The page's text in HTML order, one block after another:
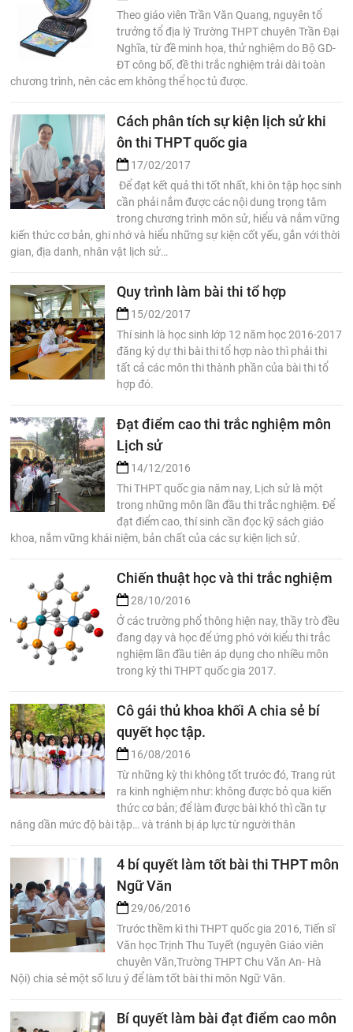
Theo giáo viên Trần Văn Quang, nguyên tổ
trưởng tổ địa lý Trường THPT chuyên Trần Đại
Nghĩa, từ đề minh họa, thử nghiệm do Bộ GD-
ĐT công bố, đề thi trắc nghiệm trải dài toàn
chương trình, nên các em không thể học tủ được.
Cách phân tích sự kiện lịch sử khi
ôn thi THPT quốc gia
17/02/2017
Để đạt kết quả thi tốt nhất, khi ôn tập học sinh
cần phải nắm được các nội dung trọng tâm
trong chương trình môn sử, hiểu và nắm vững
kiến thức cơ bản, ghi nhớ và hiểu những sự kiện cốt yếu, gắn với thời
gian, địa danh, nhân vật lịch sử…
Quy trình làm bài thi tổ hợp
15/02/2017
Thí sinh là học sinh lớp 12 năm học 2016-2017
đăng ký dự thi bài thi tổ hợp nào thì phải thi
tất cả các môn thi thành phần của bài thi tổ
hợp đó.
Đạt điểm cao thi trắc nghiệm môn
Lịch sử
14/12/2016
Thi THPT quốc gia năm nay, Lịch sử là một
trong những môn lần đầu thi trắc nghiệm. Để
đạt điểm cao, thí sinh cần đọc kỹ sách giáo
khoa, nắm vững khái niệm, bản chất của các sự kiện lịch sử.
Chiến thuật học và thi trắc nghiệm
28/10/2016
Ở các trường phổ thông hiện nay, thầy trò đều
đang dạy và học để ứng phó với kiểu thi trắc
nghiệm lần đầu tiên áp dụng cho nhiều môn
trong kỳ thi THPT quốc gia 2017.
Cô gái thủ khoa khối A chia sẻ bí
quyết học tập.
16/08/2016
Từ những kỳ thi không tốt trước đó, Trang rút
ra kinh nghiệm như: không được bỏ qua kiến
thức cơ bản; để làm được bài khó thì cần tự
nâng dần mức độ bài tập… và tránh bị áp lực từ người thân
4 bí quyết làm tốt bài thi THPT môn
Ngữ Văn
29/06/2016
Trước thềm kì thi THPT quốc gia 2016, Tiến sĩ
Văn học Trịnh Thu Tuyết (nguyên Giáo viên
chuyên Văn,Trường THPT Chu Văn An- Hà
Nội) chia sẻ một số lưu ý để làm tốt bài thi môn Ngữ Văn.
Bí quyết làm bài đạt điểm cao môn